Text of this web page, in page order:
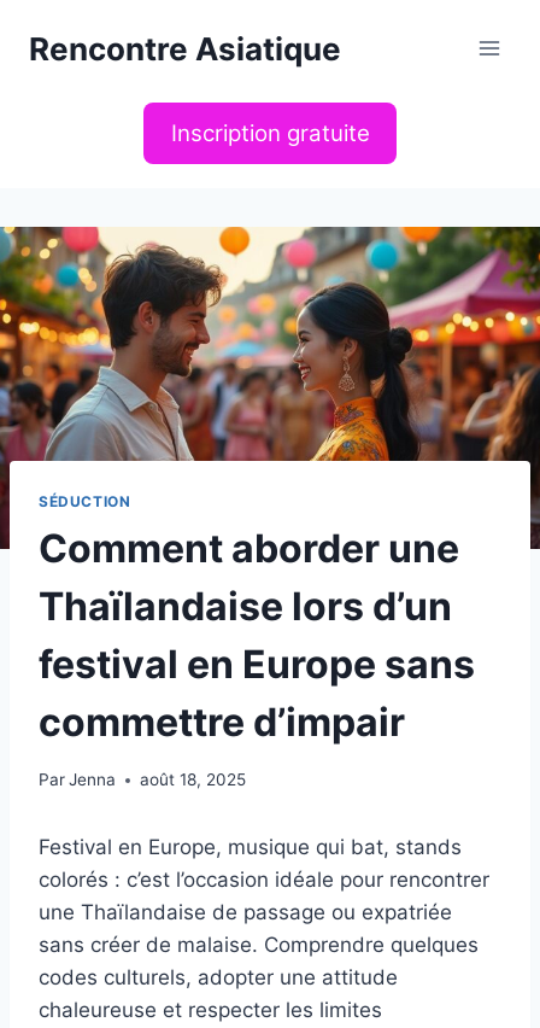
Rencontre Asiatique
Inscription gratuite
SÉDUCTION
Comment aborder une
Thaïlandaise lors d’un
festival en Europe sans
commettre d’impair
ParJenna août 18, 2025
Festival en Europe, musique qui bat, stands
colorés : c’est l’occasion idéale pour rencontrer
une Thaïlandaise de passage ou expatriée
sans créer de malaise. Comprendre quelques
codes culturels, adopter une attitude
chaleureuse et respecter les limites